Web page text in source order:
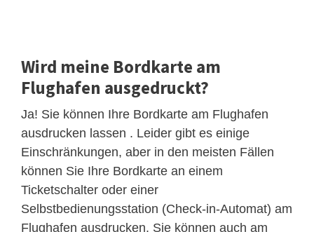
Wird meine Bordkarte am
Flughafen ausgedruckt?
Ja! Sie können Ihre Bordkarte am Flughafen
ausdrucken lassen . Leider gibt es einige
Einschränkungen, aber in den meisten Fällen
können Sie Ihre Bordkarte an einem
Ticketschalter oder einer
Selbstbedienungsstation (Check-in-Automat) am
Flughafen ausdrucken. Sie können auch am